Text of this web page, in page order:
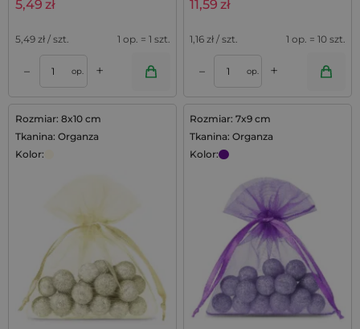
5,49 zł
5,49 zł / szt. 1 op. = 1 szt.
– op. +
11,59 zł
1,16 zł / szt. 1 op. = 10 szt.
– op. +
Rozmiar: 8x10 cm
Tkanina: Organza
Kolor:
Rozmiar: 7x9 cm
Tkanina: Organza
Kolor: